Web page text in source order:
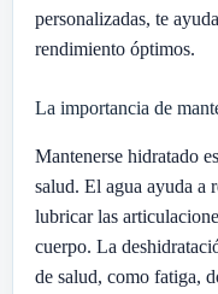
personalizadas, te
rendimiento óptimos.
La importancia de
Mantenerse hidratado
salud. El agua ayuda a
lubricar las
cuerpo. La
de salud, como fatiga,